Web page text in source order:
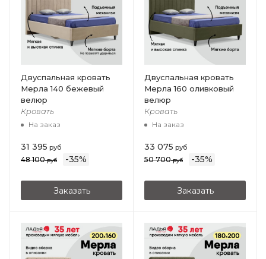
Двуспальная кровать
Мерла 140 бежевый
велюр
Кровать
На заказ
31 395 руб
48 100руб -35%
Заказать
Двуспальная кровать
Мерла 160 оливковый
велюр
Кровать
На заказ
33 075 руб
50 700руб -35%
Заказать